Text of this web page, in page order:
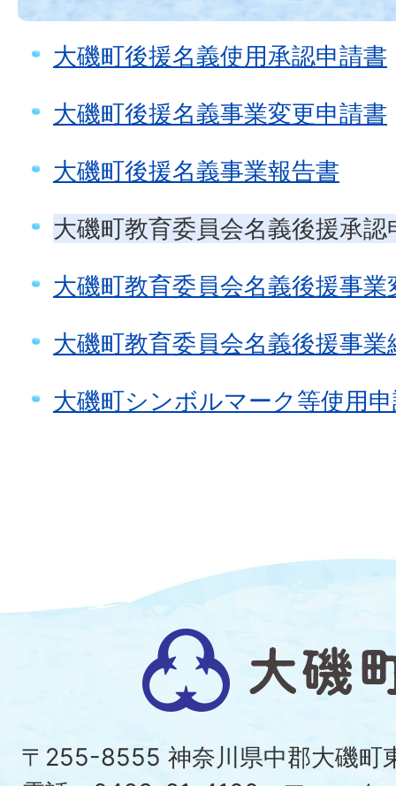
大磯町後援名義使用承認申請書
大磯町後援名義事業変更申請書
大磯町後援名義事業報告書
大磯町教育委員会名義後援承認
大磯町教育委員会名義後援事業
大磯町教育委員会名義後援事業
大磯町シンボルマーク等使用
大
磯
町
〒255-8555 神奈川県中郡大磯